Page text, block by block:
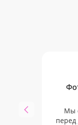
Мы
перед